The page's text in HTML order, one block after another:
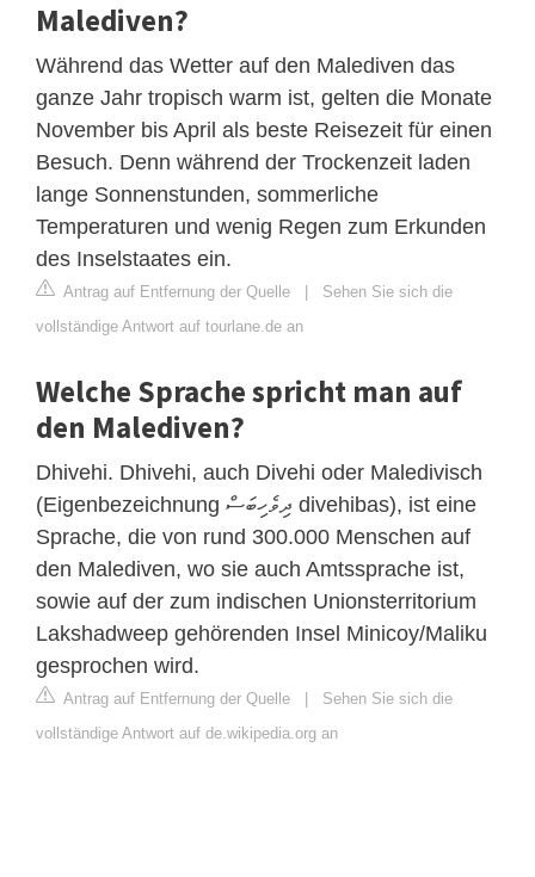
Malediven?
Während das Wetter auf den Malediven das
ganze Jahr tropisch warm ist, gelten die Monate
November bis April als beste Reisezeit für einen
Besuch. Denn während der Trockenzeit laden
lange Sonnenstunden, sommerliche
Temperaturen und wenig Regen zum Erkunden
des Inselstaates ein.
Antrag auf Entfernung der Quelle | Sehen Sie sich die
vollständige Antwort auf tourlane.de an
Welche Sprache spricht man auf
den Malediven?
Dhivehi. Dhivehi, auch Divehi oder Maledivisch
(Eigenbezeichnung ދިވެހިބަސް divehibas), ist eine
Sprache, die von rund 300.000 Menschen auf
den Malediven, wo sie auch Amtssprache ist,
sowie auf der zum indischen Unionsterritorium
Lakshadweep gehörenden Insel Minicoy/Maliku
gesprochen wird.
Antrag auf Entfernung der Quelle | Sehen Sie sich die
vollständige Antwort auf de.wikipedia.org an